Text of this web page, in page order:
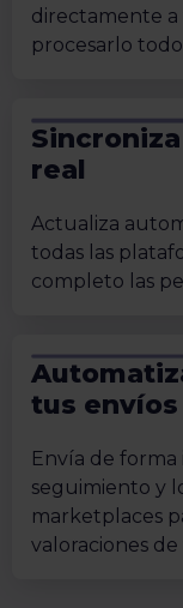
directamente
procesarlo
real
Actualiza
todas las
completo las
tus envíos
Envía de
seguimiento y
marketplaces
valoraciones